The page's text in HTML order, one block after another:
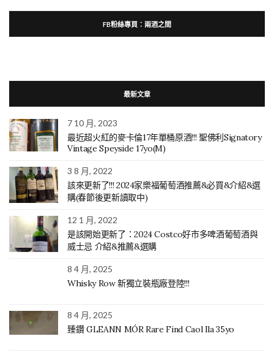
FB粉絲專頁：兩酒之間
最新文章
7 10 月, 2023
最近超火紅的麥卡倫17年單桶原酒!!! 聖佛利Signatory
Vintage Speyside 17yo(M)
3 8 月, 2022
該來更新了!!! 2024家樂福葡萄酒推薦&必買&介紹&選
購(春節後更新讀取中)
12 1 月, 2022
是該開始更新了：2024 Costco好市多啤酒葡萄酒與
威士忌 介紹&推薦&選購
8 4 月, 2025
Whisky Row 新獨立裝瓶廠登陸!!!
8 4 月, 2025
臻鑽 GLEANN MÓR Rare Find Caol Ila 35yo